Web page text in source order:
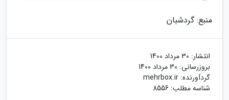
منبع: گردشبان
انتشار: 30 مرداد 1400
بروزرسانی: 30 مرداد 1400
گردآورنده: mehrbox.ir
شناسه مطلب: 8556